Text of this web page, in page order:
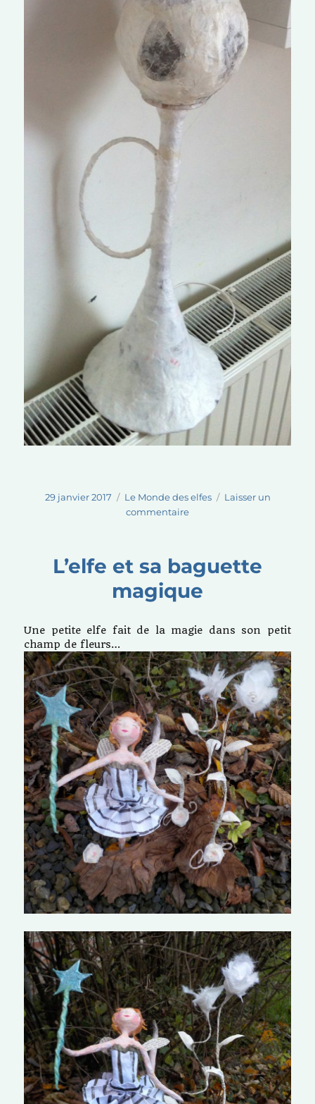
Publié
29 janvier 2017 Catégories
Le Monde des elfes
Laisser un
commentairesur
L’elfe et sa baguette
magique
Une petite elfe fait de la magie dans son petit
champ de fleurs…